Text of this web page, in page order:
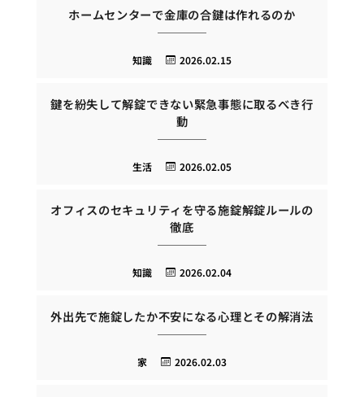
ホームセンターで金庫の合鍵は作れるのか
2026.02.15
知識
鍵を紛失して解錠できない緊急事態に取るべき行
動
2026.02.05
生活
オフィスのセキュリティを守る施錠解錠ルールの
徹底
2026.02.04
知識
外出先で施錠したか不安になる心理とその解消法
2026.02.03
家